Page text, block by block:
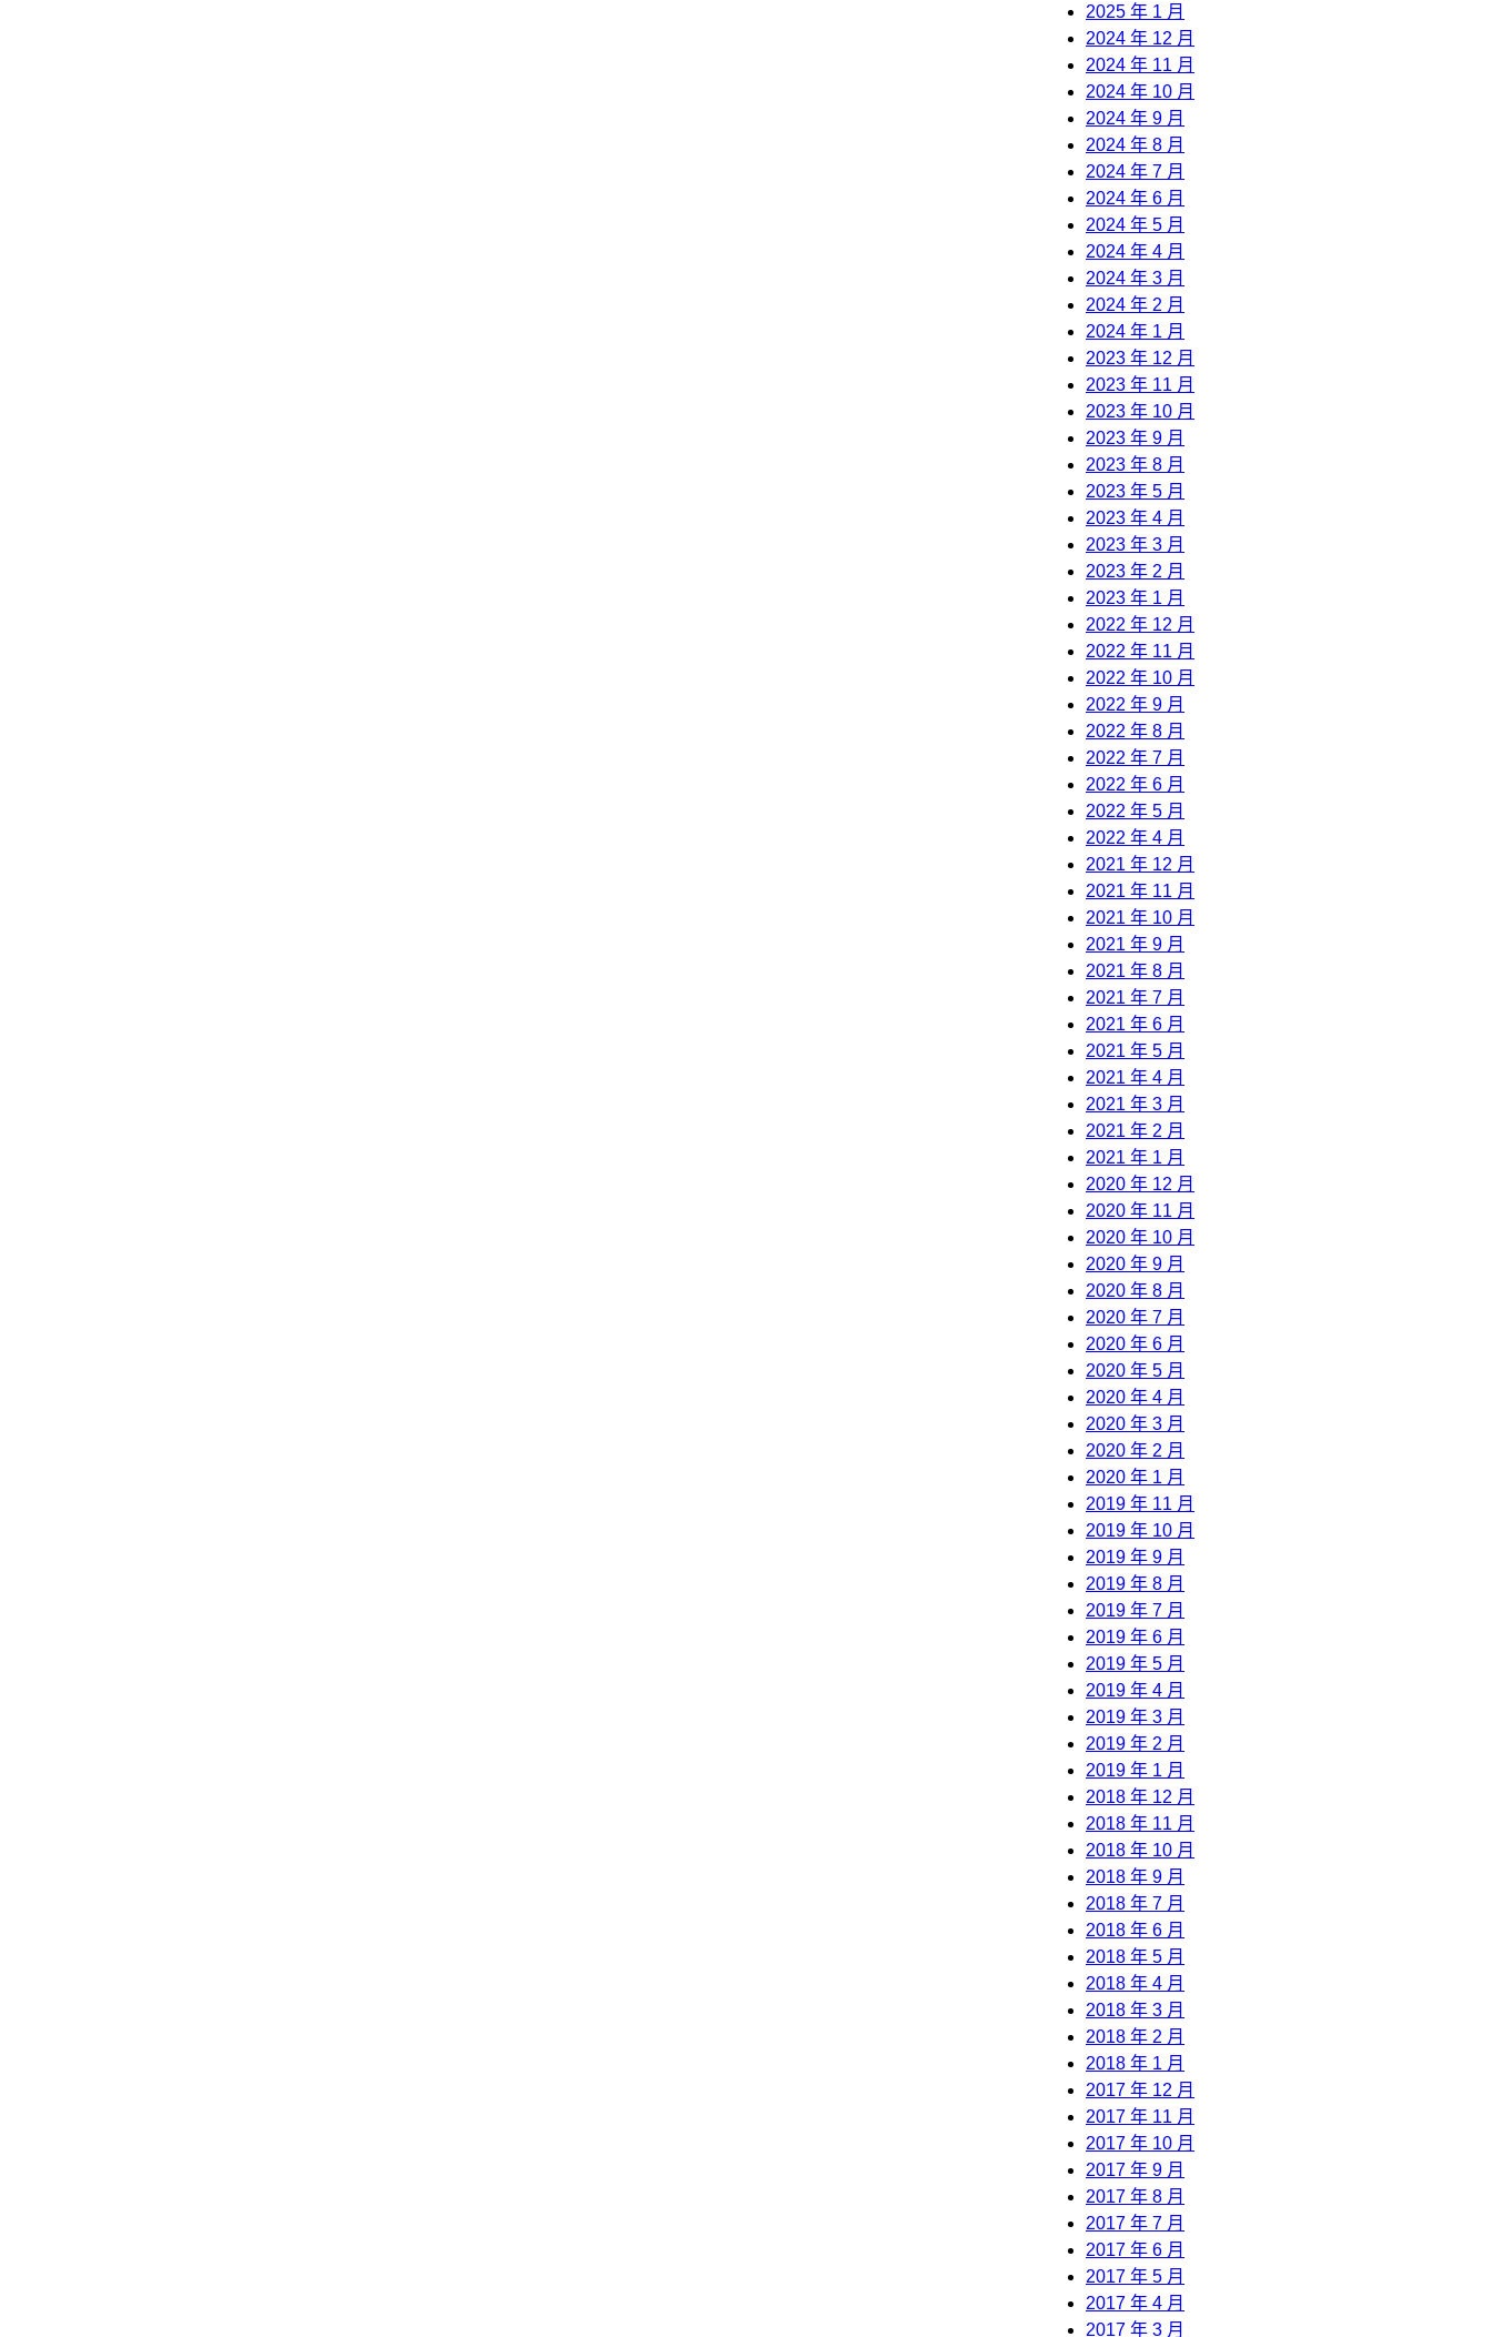
2025 年 1 月
2024 年 12 月
2024 年 11 月
2024 年 10 月
2024 年 9 月
2024 年 8 月
2024 年 7 月
2024 年 6 月
2024 年 5 月
2024 年 4 月
2024 年 3 月
2024 年 2 月
2024 年 1 月
2023 年 12 月
2023 年 11 月
2023 年 10 月
2023 年 9 月
2023 年 8 月
2023 年 5 月
2023 年 4 月
2023 年 3 月
2023 年 2 月
2023 年 1 月
2022 年 12 月
2022 年 11 月
2022 年 10 月
2022 年 9 月
2022 年 8 月
2022 年 7 月
2022 年 6 月
2022 年 5 月
2022 年 4 月
2021 年 12 月
2021 年 11 月
2021 年 10 月
2021 年 9 月
2021 年 8 月
2021 年 7 月
2021 年 6 月
2021 年 5 月
2021 年 4 月
2021 年 3 月
2021 年 2 月
2021 年 1 月
2020 年 12 月
2020 年 11 月
2020 年 10 月
2020 年 9 月
2020 年 8 月
2020 年 7 月
2020 年 6 月
2020 年 5 月
2020 年 4 月
2020 年 3 月
2020 年 2 月
2020 年 1 月
2019 年 11 月
2019 年 10 月
2019 年 9 月
2019 年 8 月
2019 年 7 月
2019 年 6 月
2019 年 5 月
2019 年 4 月
2019 年 3 月
2019 年 2 月
2019 年 1 月
2018 年 12 月
2018 年 11 月
2018 年 10 月
2018 年 9 月
2018 年 7 月
2018 年 6 月
2018 年 5 月
2018 年 4 月
2018 年 3 月
2018 年 2 月
2018 年 1 月
2017 年 12 月
2017 年 11 月
2017 年 10 月
2017 年 9 月
2017 年 8 月
2017 年 7 月
2017 年 6 月
2017 年 5 月
2017 年 4 月
2017 年 3 月